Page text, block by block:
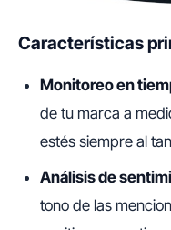
Características
Monitoreo en
de tu marca a
estés siempre al
Análisis de
tono de las